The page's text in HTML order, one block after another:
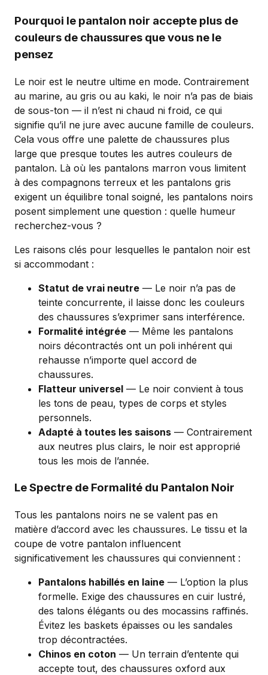
Pourquoi le pantalon noir accepte plus de
couleurs de chaussures que vous ne le
pensez
Le noir est le neutre ultime en mode. Contrairement
au marine, au gris ou au kaki, le noir n’a pas de biais
de sous-ton — il n’est ni chaud ni froid, ce qui
signifie qu’il ne jure avec aucune famille de couleurs.
Cela vous offre une palette de chaussures plus
large que presque toutes les autres couleurs de
pantalon. Là où les pantalons marron vous limitent
à des compagnons terreux et les pantalons gris
exigent un équilibre tonal soigné, les pantalons noirs
posent simplement une question : quelle humeur
recherchez-vous ?
Les raisons clés pour lesquelles le pantalon noir est
si accommodant :
Statut de vrai neutre — Le noir n’a pas de
teinte concurrente, il laisse donc les couleurs
des chaussures s’exprimer sans interférence.
Formalité intégrée — Même les pantalons
noirs décontractés ont un poli inhérent qui
rehausse n’importe quel accord de
chaussures.
Flatteur universel — Le noir convient à tous
les tons de peau, types de corps et styles
personnels.
Adapté à toutes les saisons — Contrairement
aux neutres plus clairs, le noir est approprié
tous les mois de l’année.
Le Spectre de Formalité du Pantalon Noir
Tous les pantalons noirs ne se valent pas en
matière d’accord avec les chaussures. Le tissu et la
coupe de votre pantalon influencent
significativement les chaussures qui conviennent :
Pantalons habillés en laine — L’option la plus
formelle. Exige des chaussures en cuir lustré,
des talons élégants ou des mocassins raffinés.
Évitez les baskets épaisses ou les sandales
trop décontractées.
Chinos en coton — Un terrain d’entente qui
accepte tout, des chaussures oxford aux